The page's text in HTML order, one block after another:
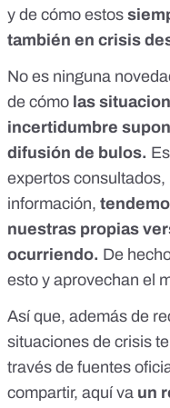
y de cómo estos
también en crisis
No es ninguna
de cómo las
incertidumbre
difusión de bulos.
expertos consultados,
información,
nuestras propias
ocurriendo. De
esto y aprovechan el
Así que, además de
situaciones de crisis
través de fuentes
compartir, aquí va un